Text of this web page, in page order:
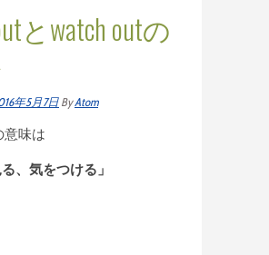
とwatch outの
年5月7日ByAtom
意味は
る、気をつける」